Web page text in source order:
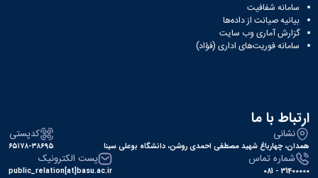
سامانه شفافیت
بیانیه صیانت از داده‌ها
گزارش آماری وب‌ سایت
سامانه فوریت‌های اداری (فؤاد)
ارتباط با ما
نشانی
همدان، چهارباغ شهید مصطفی احمدی روشن، دانشگاه بوعلی سینا
کدپستی
۶۵۱۷۸-۳۸۶۹۵
شماره تماس
31400000 - 081
پست الکترونیک
public_relation[at]basu.ac.ir